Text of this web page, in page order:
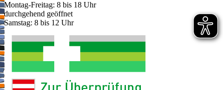
Montag-Freitag: 8 bis 18 Uhr
durchgehend geöffnet
Samstag: 8 bis 12 Uhr